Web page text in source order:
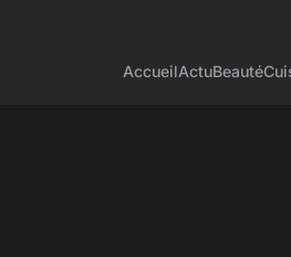
AccueilActuBeauté